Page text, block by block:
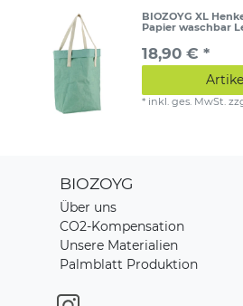
BIOZOYG XL
Papier waschbar
18,90 € *
* inkl. ges. MwSt.
BIOZOYG
Über uns
CO2-Kompensation
Unsere Materialien
Palmblatt Produktion